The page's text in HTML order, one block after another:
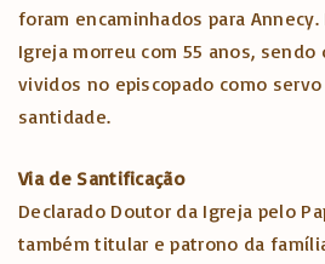
foram encaminhados para
Igreja morreu com 55 anos, sendo
vividos no episcopado como
santidade.
Via de Santificação
Declarado Doutor da Igreja pelo
também titular e patrono da